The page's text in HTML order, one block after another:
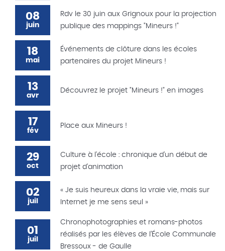
08
juin
Rdv le 30 juin aux Grignoux pour la projection
publique des mappings "Mineurs !"
18
mai
Événements de clôture dans les écoles
partenaires du projet Mineurs !
13
avr
Découvrez le projet "Mineurs !" en images
17
fév
Place aux Mineurs !
29
oct
Culture à l'école : chronique d'un début de
projet d'animation
02
juil
« Je suis heureux dans la vraie vie, mais sur
Internet je me sens seul »
01
juil
Chronophotographies et romans-photos
réalisés par les élèves de l’École Communale
Bressoux - de Gaulle